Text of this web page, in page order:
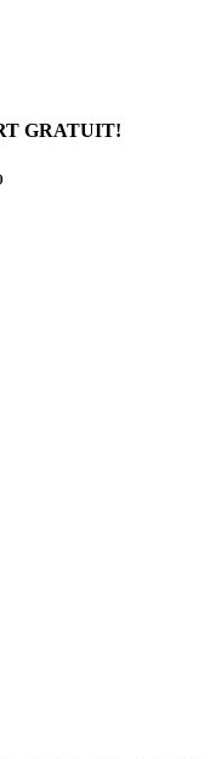
GRATUIT!